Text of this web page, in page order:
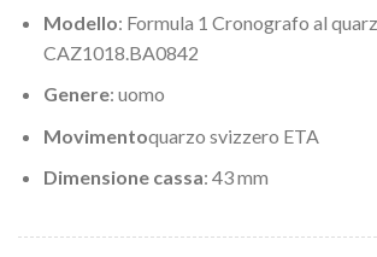
Modello: Formula 1 Cronografo al
CAZ1018.BA0842
Genere: uomo
Movimentoquarzo svizzero ETA
Dimensione cassa: 43 mm